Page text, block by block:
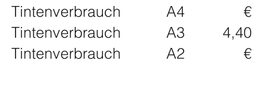
Tintenverbrauch
Tintenverbrauch
Tintenverbrauch
€
4,40
€
A4
A3
A2